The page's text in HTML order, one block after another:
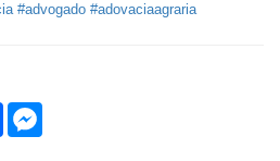
#advogado #adovaciaagraria
Email